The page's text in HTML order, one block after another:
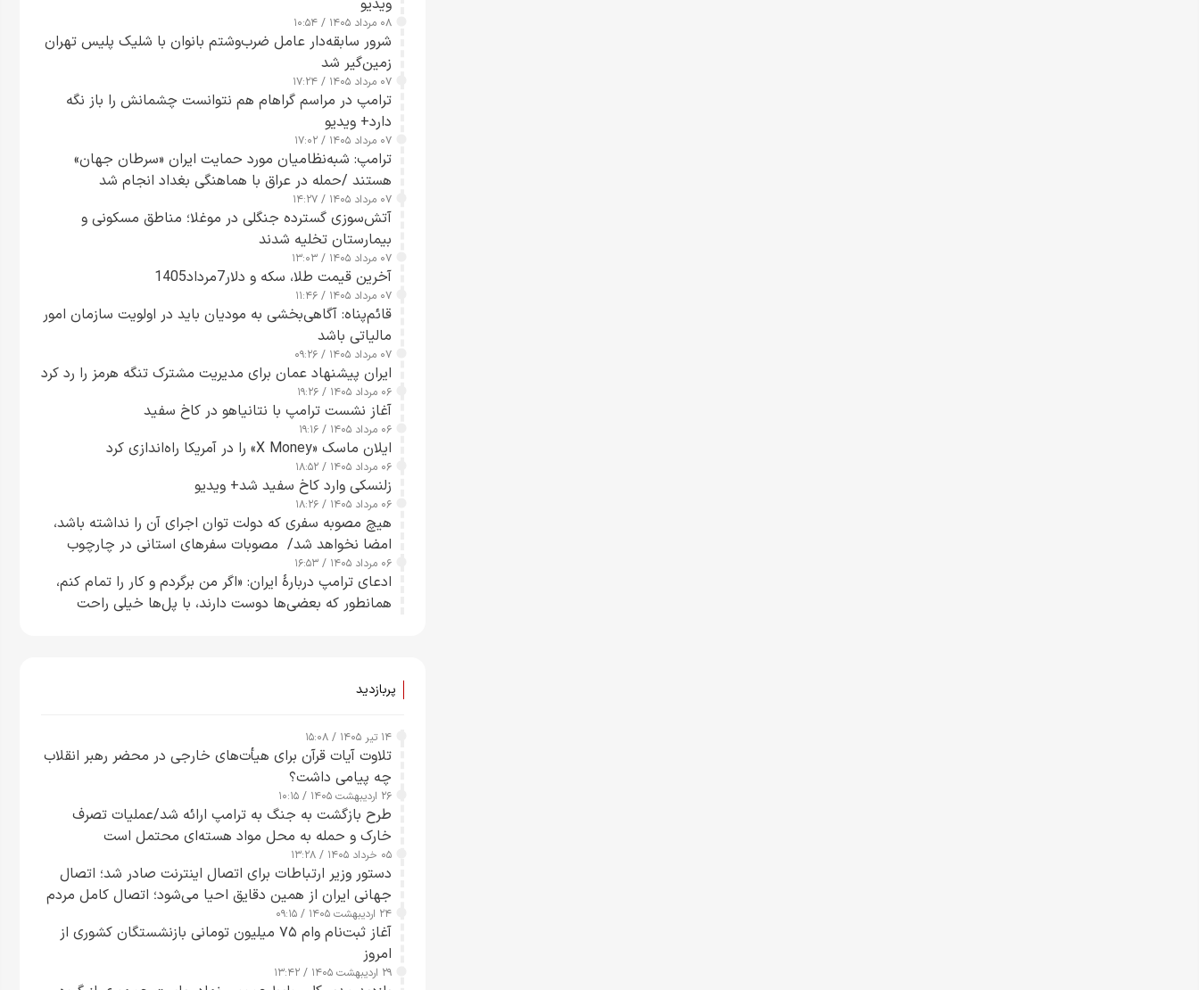
ویدیو
۰۸ مرداد ۱۴۰۵ / ۱۰:۵۴
شرور سابقه‌دار عامل ضرب‌وشتم بانوان با شلیک پلیس تهران
زمین‌گیر شد
۰۷ مرداد ۱۴۰۵ / ۱۷:۲۴
ترامپ در مراسم گراهام هم نتوانست چشمانش را باز نگه
دارد+ ویدیو
۰۷ مرداد ۱۴۰۵ / ۱۷:۰۲
ترامپ: شبه‌نظامیان مورد حمایت ایران «سرطان جهان»
هستند /حمله در عراق با هماهنگی بغداد انجام شد
۰۷ مرداد ۱۴۰۵ / ۱۴:۲۷
آتش‌سوزی گسترده جنگلی در موغلا؛ مناطق مسکونی و
بیمارستان تخلیه شدند
۰۷ مرداد ۱۴۰۵ / ۱۳:۰۳
آخرین قیمت طلا، سکه و دلار7مرداد1405
۰۷ مرداد ۱۴۰۵ / ۱۱:۴۶
قائم‌پناه: آگاهی‌بخشی به مودیان باید در اولویت سازمان امور
مالیاتی باشد
۰۷ مرداد ۱۴۰۵ / ۰۹:۲۶
ایران پیشنهاد عمان برای مدیریت مشترک تنگه هرمز را رد کرد
۰۶ مرداد ۱۴۰۵ / ۱۹:۲۶
آغاز نشست ترامپ با نتانیاهو در کاخ سفید
۰۶ مرداد ۱۴۰۵ / ۱۹:۱۶
ایلان ماسک «X Money» را در آمریکا راه‌اندازی کرد
۰۶ مرداد ۱۴۰۵ / ۱۸:۵۲
زلنسکی وارد کاخ سفید شد+ ویدیو
۰۶ مرداد ۱۴۰۵ / ۱۸:۲۶
هیچ مصوبه سفری که دولت توان اجرای آن را نداشته باشد،
امضا نخواهد شد/ مصوبات سفرهای استانی در چارچوب
قانون بودجه است+ عکس
۰۶ مرداد ۱۴۰۵ / ۱۶:۵۳
ادعای ترامپ دربارهٔ ایران: «اگر من برگردم و کار را تمام کنم،
همانطور که بعضی‌ها دوست دارند، با پل‌ها خیلی راحت
پربازدید
۱۴ تیر ۱۴۰۵ / ۱۵:۰۸
تلاوت آیات قرآن برای هیأت‌های خارجی در محضر رهبر انقلاب
چه پیامی داشت؟
۲۶ اردیبهشت ۱۴۰۵ / ۱۰:۱۵
طرح‌ بازگشت به جنگ به ترامپ ارائه شد/عملیات تصرف
خارک و حمله به محل مواد هسته‌ای محتمل است
۰۵ خرداد ۱۴۰۵ / ۱۳:۲۸
دستور وزیر ارتباطات برای اتصال اینترنت صادر شد؛ اتصال
جهانی ایران از همین دقایق احیا می‌شود؛ اتصال کامل مردم
تا ۲۴ ساعت آینده
۲۴ اردیبهشت ۱۴۰۵ / ۰۹:۱۵
آغاز ثبت‌نام وام ۷۵ میلیون تومانی بازنشستگان کشوری از
امروز
۲۹ اردیبهشت ۱۴۰۵ / ۱۳:۴۲